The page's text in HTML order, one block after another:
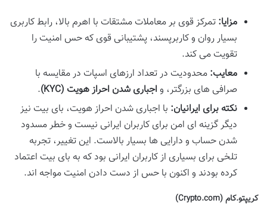
مزایا: تمرکز قوی بر معاملات مشتقات با اهرم بالا، رابط کاربری
بسیار روان و کاربرپسند، پشتیبانی قوی که حس امنیت را
تقویت می کند.
معایب: محدودیت در تعداد ارزهای اسپات در مقایسه با
صرافی های بزرگتر، و اجباری شدن احراز هویت (KYC)
.
نکته برای ایرانیان: با اجباری شدن احراز هویت، بای بیت نیز
دیگر گزینه ای امن برای کاربران ایرانی نیست و خطر مسدود
شدن حساب و دارایی ها بسیار بالاست. این تغییر، تجربه
تلخی برای بسیاری از کاربران ایرانی بود که به بای بیت اعتماد
کرده بودند و اکنون با حس از دست دادن امنیت مواجه اند.
کریپتو.کام (Crypto.com)